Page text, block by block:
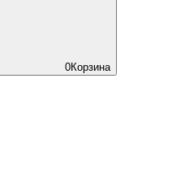
0Корзина